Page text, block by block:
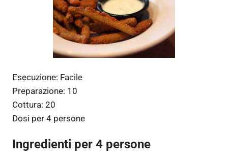
Esecuzione: Facile
Preparazione: 10
Cottura: 20
Dosi per 4 persone
Ingredienti per 4 persone